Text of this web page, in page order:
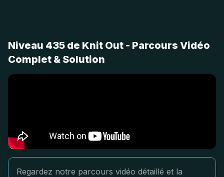
Niveau 435 de Knit Out - Parcours Vidéo
Complet & Solution
Regardez notre parcours vidéo détaillé et la